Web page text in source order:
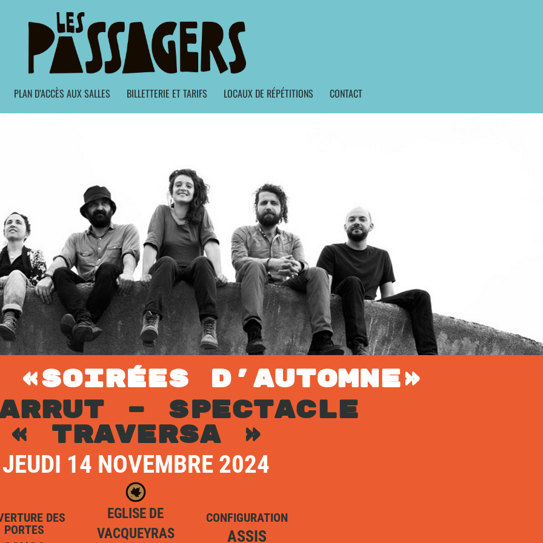
PLAN D’ACCÈS AUX SALLES BILLETTERIE ET TARIFS LOCAUX DE RÉPÉTITIONS CONTACT
D’AUTOMNE»
– SPECTACLE
« TRAVERSA »
JEUDI 14 NOVEMBRE 2024
DES
PORTES
EGLISE DE
VACQUEYRAS
CONFIGURATION
ASSIS